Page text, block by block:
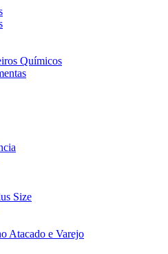
Químicos
Size
Atacado e Varejo